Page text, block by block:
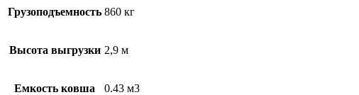
Грузоподъемность 860 кг
Высота выгрузки 2,9 м
Емкость ковша 0.43 м3